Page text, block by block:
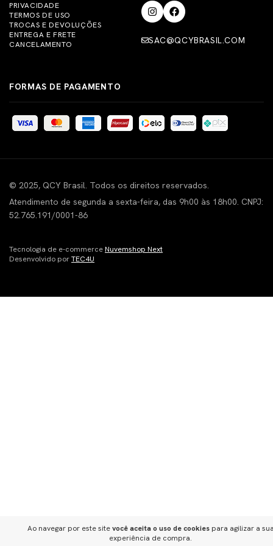
Ao navegar por este sitevocê aceita o uso de cookiespara agilizar a
experiência de compra.
PRIVACIDADE
TERMOS DE USO
TROCAS E DEVOLUÇÕES
ENTREGA E FRETE
CANCELAMENTO
SAC@QCYBRASIL.COM
FORMAS DE PAGAMENTO
© 2025, QCY Brasil. Todos os direitos reservados.
Atendimento de segunda a sexta-feira, das 9h00 às 18h00. CNPJ:
52.765.191/0001-86
Tecnologia de e-commerceNuvemshop Next
Desenvolvido porTEC4U